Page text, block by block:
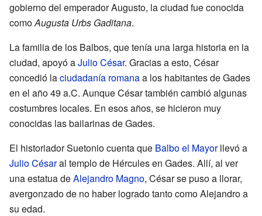
gobierno del emperador Augusto, la ciudad fue conocida
comoAugusta Urbs Gaditana.
La familia de los Balbos, que tenía una larga historia en la
ciudad, apoyó aJulio César. Gracias a esto, César
concedió laciudadanía romanaa los habitantes de Gades
en el año 49 a.C. Aunque César también cambió algunas
costumbres locales. En esos años, se hicieron muy
conocidas las bailarinas de Gades.
El historiador Suetonio cuenta que Balbo el Mayorllevó a
Julio Césaral templo de Hércules en Gades. Allí, al ver
una estatua deAlejandro Magno, César se puso a llorar,
avergonzado de no haber logrado tanto como Alejandro a
su edad.